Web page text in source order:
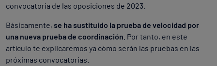
convocatoria de las oposiciones de 2023.
Básicamente, se ha sustituido la prueba de velocidad por
una nueva prueba de coordinación . Por tanto, en este
artículo te explicaremos ya cómo serán las pruebas en las
próximas convocatorias.